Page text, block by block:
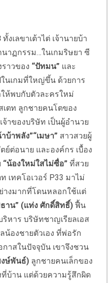
ทั้งเลขาเต้าไต่ เจ้านายบ้า
าฏกรรม…ในเกมริษยา ซี
าวของ “ปัทมน” และ
นเกมที่ใหญ่ขึ้น ด้วยการ
ให้พบกับตัวละครใหม่
เตท ลูกชายคนโตของ
จ้าของบริษัท เป็นผู้อำนวย
บ้าพลัง”“เมษา” สาวสวยผู้
ต่อนาย และองค์กร เบื้อง
“น้องใหม่ใสไม่ซื่อ” ที่สวย
เทคโอเวอร์ P33 มาไม่
างมากที่โดนหลอกใช้แต่
าน” (แท่ง ศักดิ์สิทธิ์) ฟื้น
หาร บริษัทชาญเรียลเอส
น้องชายตัวเอง ที่พ่อรัก
าสในปัจจุบัน เขาจึงชวน
งษ์พันธ์) ลูกชายคนเล็กของ
บ้าน แต่ด้วยความรู้สึกผิด